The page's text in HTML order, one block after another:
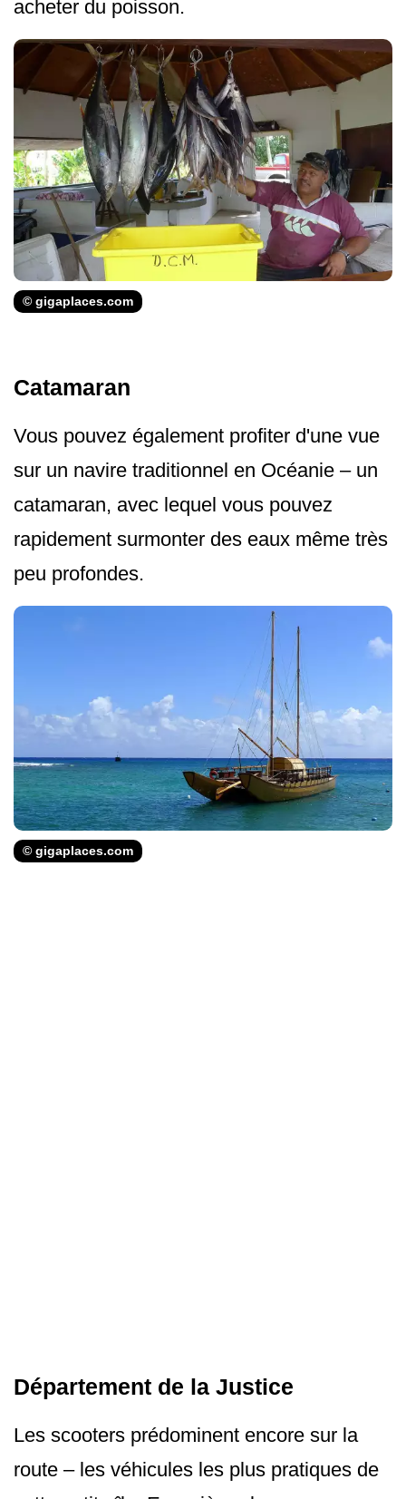
acheter du poisson.
© gigaplaces.com
Catamaran
Vous pouvez également profiter d'une vue
sur un navire traditionnel en Océanie – un
catamaran, avec lequel vous pouvez
rapidement surmonter des eaux même très
peu profondes.
© gigaplaces.com
Département de la Justice
Les scooters prédominent encore sur la
route – les véhicules les plus pratiques de